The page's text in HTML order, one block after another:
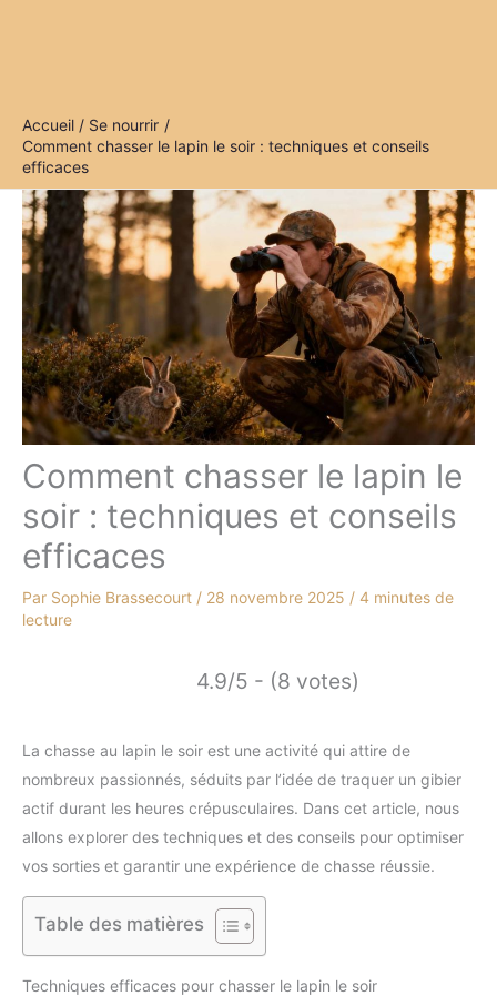
Accueil
Se nourrir
Comment chasser le lapin le soir : techniques et conseils
efficaces
Comment chasser le lapin le
soir : techniques et conseils
efficaces
Par Sophie Brassecourt / 28 novembre 2025 / 4 minutes de
lecture
4.9/5 - (8 votes)
La chasse au lapin le soir est une activité qui attire de
nombreux passionnés, séduits par l’idée de traquer un gibier
actif durant les heures crépusculaires. Dans cet article, nous
allons explorer des techniques et des conseils pour optimiser
vos sorties et garantir une expérience de chasse réussie.
Table des matières
Techniques efficaces pour chasser le lapin le soir